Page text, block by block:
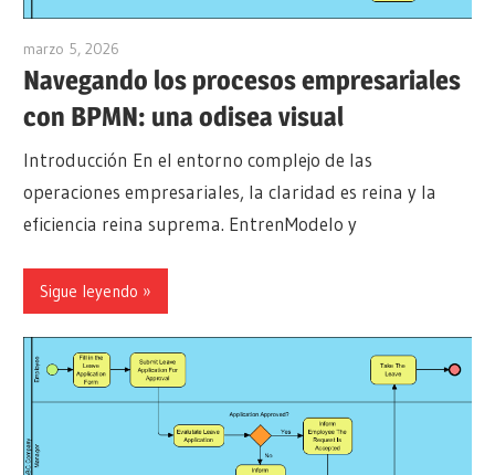
marzo 5, 2026
Navegando los procesos empresariales
con BPMN: una odisea visual
Introducción En el entorno complejo de las
operaciones empresariales, la claridad es reina y la
eficiencia reina suprema. EntrenModelo y
Sigue leyendo